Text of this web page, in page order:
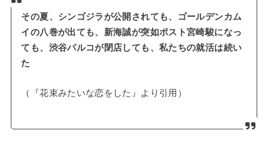
その夏、シンゴジラが公開されても、ゴールデンカム
イの八巻が出ても、新海誠が突如ポスト宮崎駿になっ
ても、渋谷パルコが閉店しても、私たちの就活は続い
た
（『花束みたいな恋をした』より引用）